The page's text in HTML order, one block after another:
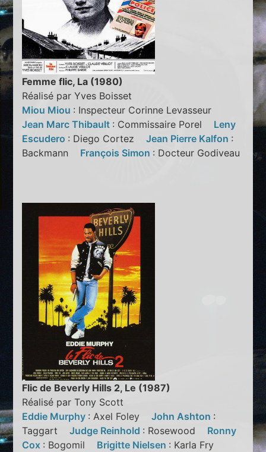
Femme flic, La (1980)
Réalisé par Yves Boisset
Miou Miou : Inspecteur Corinne Levasseur
Jean Marc Thibault : Commissaire Porel Leny
Escudero : Diego CortezJean Pierre Kalfon :
Backmann François Simon : Docteur Godiveau
Flic de Beverly Hills 2, Le (1987)
Réalisé par Tony Scott
Eddie Murphy : Axel FoleyJohn Ashton :
TaggartJudge Reinhold : Rosewood Ronny
Cox : Bogomil Brigitte Nielsen : Karla Fry